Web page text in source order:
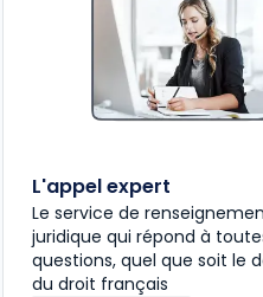
L'appel expert
Le service de
juridique qui répond à
questions, quel que soit le
du droit français